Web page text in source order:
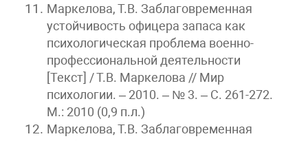
Маркелова, Т.В. Заблаговременная
устойчивость офицера запаса как
психологическая проблема военно-
профессиональной деятельности
[Текст] / Т.В. Маркелова // Мир
психологии. – 2010. – № 3. – С. 261-272.
М.: 2010 (0,9 п.л.)
Маркелова, Т.В. Заблаговременная